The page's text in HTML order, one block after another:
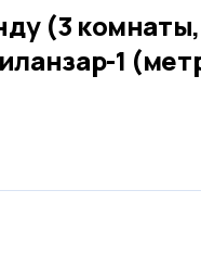
(3 комнаты,
1